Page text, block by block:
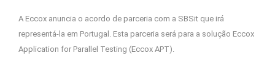
A Eccox anuncia o acordo de parceria com a SBSit que irá
representá-la em Portugal. Esta parceria será para a solução Eccox
Application for Parallel Testing (Eccox APT).